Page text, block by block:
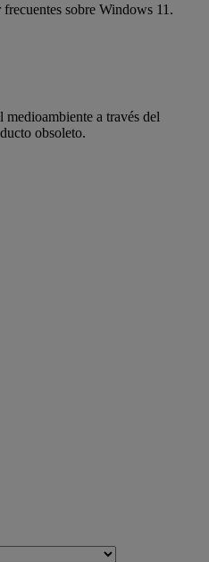
sobre Windows 11.
a través del
obsoleto.